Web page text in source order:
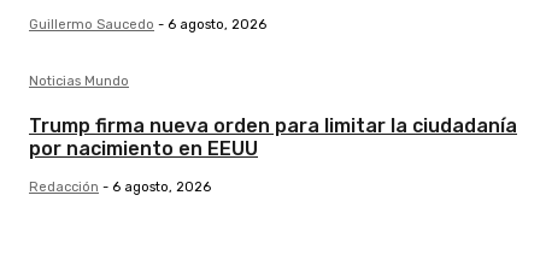
Guillermo Saucedo - 6 agosto, 2026
Noticias Mundo
Trump firma nueva orden para limitar la ciudadanía
por nacimiento en EEUU
Redacción - 6 agosto, 2026